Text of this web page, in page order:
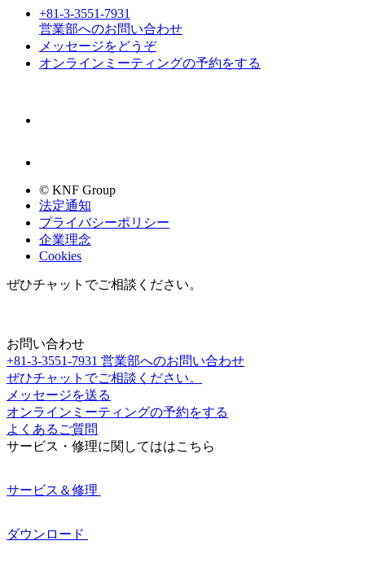
+81-3-3551-7931
営業部へのお問い合わせ
メッセージをどうぞ
オンラインミーティングの予約をする
© KNF Group
法定通知
プライバシーポリシー
企業理念
Cookies
ぜひチャットでご相談ください。
お問い合わせ
+81-3-3551-7931 営業部へのお問い合わせ
ぜひチャットでご相談ください。
メッセージを送る
オンラインミーティングの予約をする
よくあるご質問
サービス・修理に関してははこちら
サービス＆修理
ダウンロード